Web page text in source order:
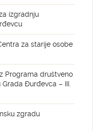
izgradnju
za starije osobe
Programa društveno
Đurđevca – III.
zgradu